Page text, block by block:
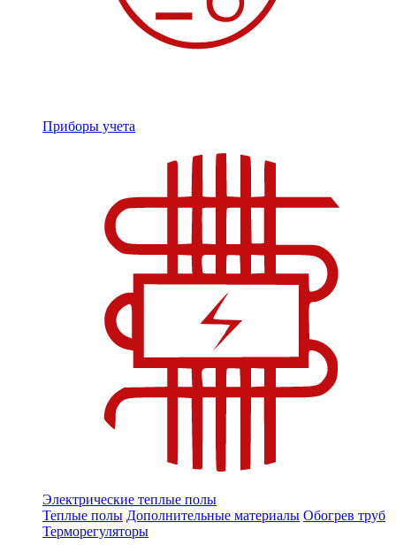
Приборы учета
Электрические теплые полы
Теплые полы Дополнительные материалы Обогрев труб
Терморегуляторы